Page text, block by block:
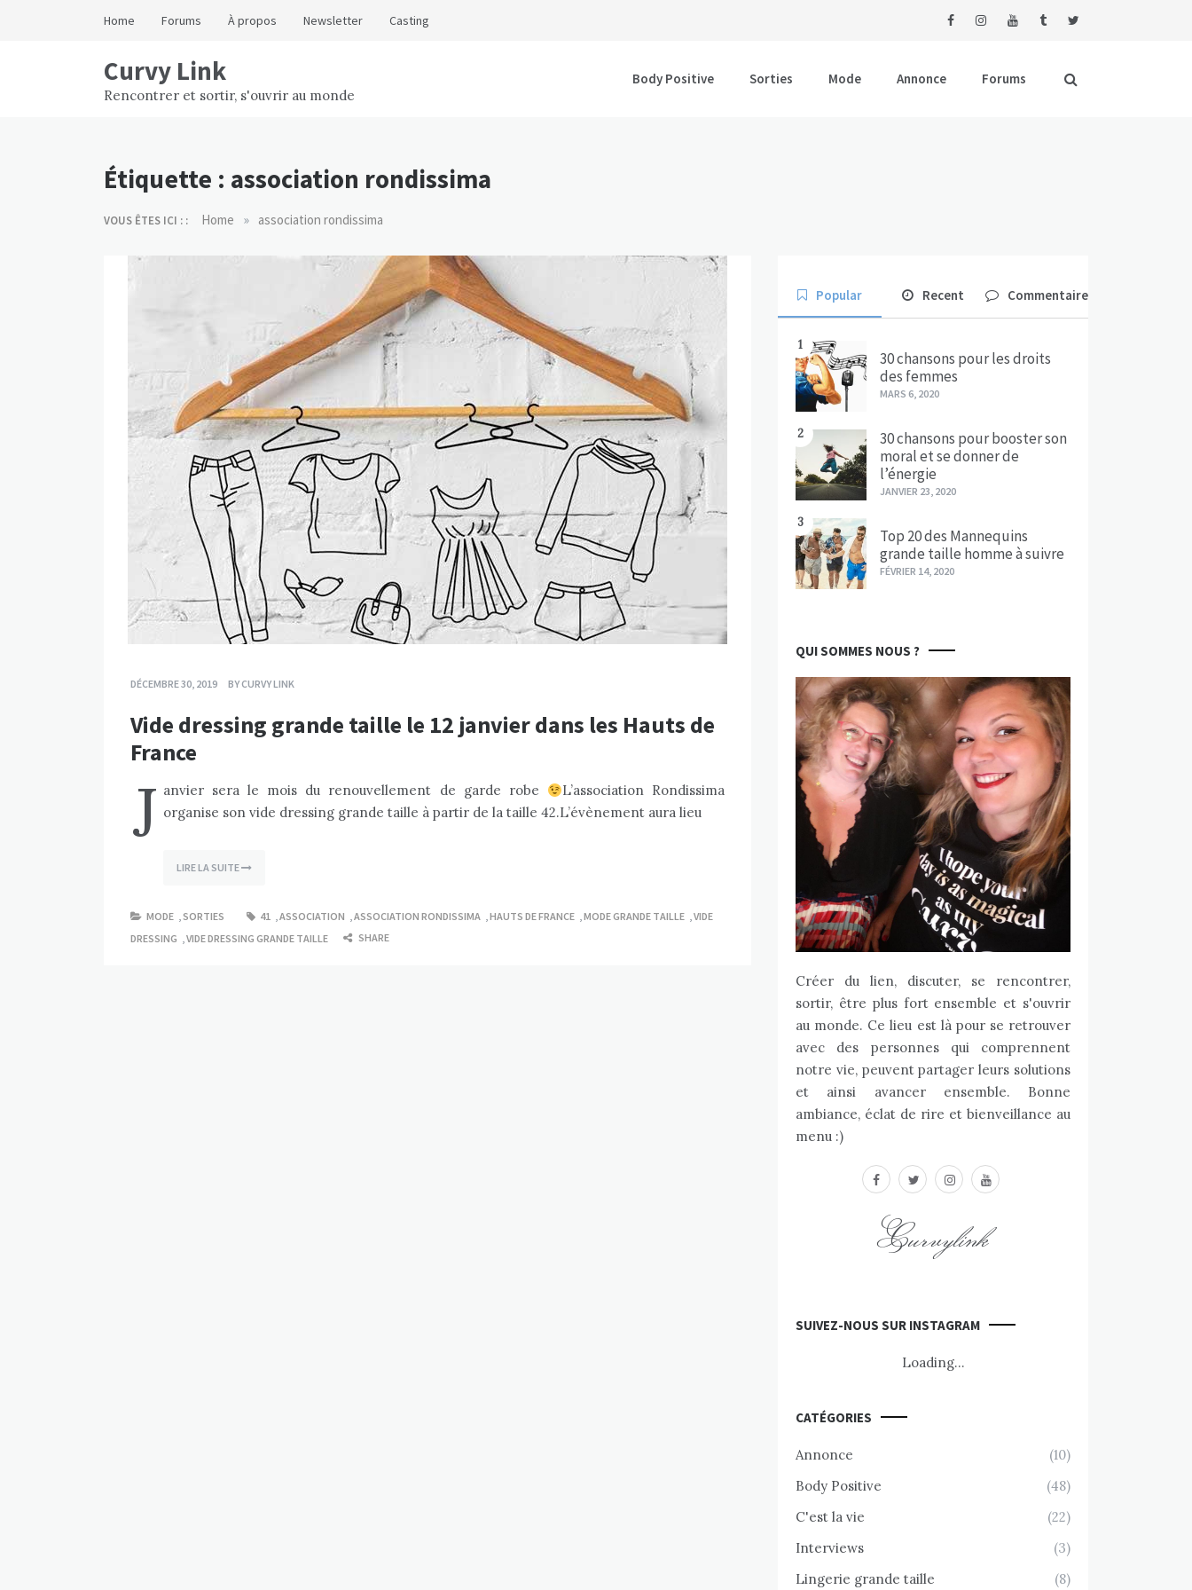
Home Forums À propos Newsletter Casting
Curvy Link
Rencontrer et sortir, s'ouvrir au monde
Body Positive Sorties Mode Annonce Forums
Étiquette : association rondissima
VOUS ÊTES ICI : : Home » association rondissima
DÉCEMBRE 30, 2019 BYCURVY LINK
Vide dressing grande taille le 12 janvier dans les Hauts de
France
J anvier sera le mois du renouvellement de garde robe
L’association Rondissima
organise son vide dressing grande taille à partir de la taille 42.L’évènement aura lieu
LIRE LA SUITE
MODE ,SORTIES 41 ,ASSOCIATION ,ASSOCIATION RONDISSIMA ,HAUTS DE FRANCE ,MODE GRANDE TAILLE ,VIDE
DRESSING ,VIDE DRESSING GRANDE TAILLE SHARE
Popular Recent Commentaire
1
30 chansons pour les droits
des femmes
MARS 6, 2020
2
30 chansons pour booster son
moral et se donner de
l’énergie
JANVIER 23, 2020
3
Top 20 des Mannequins
grande taille homme à suivre
FÉVRIER 14, 2020
QUI SOMMES NOUS ?
Créer du lien, discuter, se rencontrer,
sortir, être plus fort ensemble et s'ouvrir
au monde. Ce lieu est là pour se retrouver
avec des personnes qui comprennent
notre vie, peuvent partager leurs solutions
et ainsi avancer ensemble. Bonne
ambiance, éclat de rire et bienveillance au
menu :)
facebooktwitterinstagram
youtube
Curvylink
SUIVEZ-NOUS SUR INSTAGRAM
Loading...
CATÉGORIES
Annonce
(10)
Body Positive
(48)
C'est la vie
(22)
Interviews
(3)
Lingerie grande taille
(8)